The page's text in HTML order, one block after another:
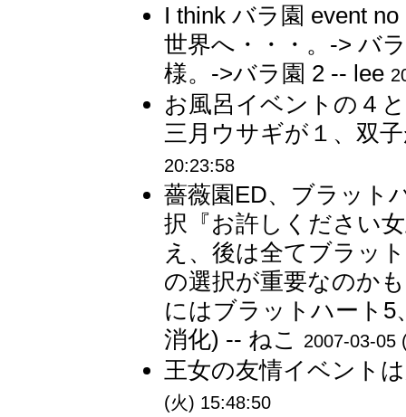
I think バラ園 event
世界へ・・・。-> バ
様。->バラ園 2 -- lee
お風呂イベントの４
三月ウサギが１、双
20:23:58
薔薇園ED、ブラット
択『お許しください
え、後は全てブラッ
の選択が重要なのか
にはブラットハート
消化) -- ねこ
2007-03-05
王女の友情イベント
(火) 15:48:50